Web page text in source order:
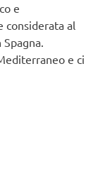
e
considerata al
e ci